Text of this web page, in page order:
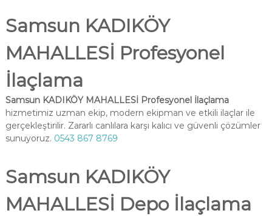
Samsun KADIKÖY
MAHALLESİ Profesyonel
İlaçlama
Samsun KADIKÖY MAHALLESİ Profesyonel İlaçlama
hizmetimiz uzman ekip, modern ekipman ve etkili ilaçlar ile
gerçekleştirilir. Zararlı canlılara karşı kalıcı ve güvenli çözümler
sunuyoruz. 0543 867 8769
Samsun KADIKÖY
MAHALLESİ Depo İlaçlama